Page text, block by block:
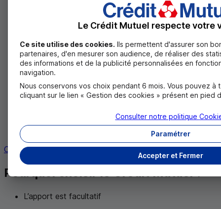
Quels documents fournir pour un
crédit auto ?
Crédits
minutes
Obtenez votre crédit auto sans tracas en fournissant
Consulter tous les articles
Pourquoi choisir le Crédit Mutuel ?
L’apport est facultatif
Le Crédit Mutuel respecte votre
Ce site utilise des cookies. Ils permettent d'assurer son
partenaires, d'en mesurer son audience, de réaliser des
des informations et de la publicité personnalisées en
navigation.
Nous conservons vos choix pendant 6 mois. Vous pouvez à
cliquant sur le lien « Gestion des cookies » présent en pied
Accepter et Fermer
Paramétrer
Consulter notre politique